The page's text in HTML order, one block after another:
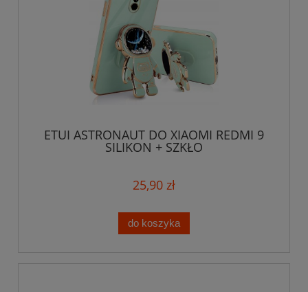
ETUI ASTRONAUT DO XIAOMI REDMI 9
SILIKON + SZKŁO
25,90 zł
do koszyka